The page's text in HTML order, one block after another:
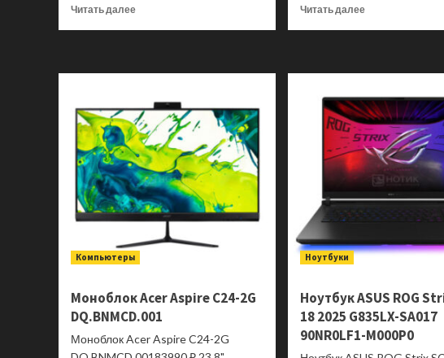
Читать далееПрочитать
V440VAK-
WPC1270
90PT03X1-
M03N40
Читать далееПрочитать
P400
AiO
P470VAK-
BPE0410
90PT03W6-
M00HR0
Компьютеры
Моноблок Acer Aspire C24-2G
DQ.BNMCD.001
Моноблок Acer Aspire C24-2G
Ноутбуки
Ноутбук ASUS ROG
18 2025 G835LX-SA017
90NR0LF1-M000P0